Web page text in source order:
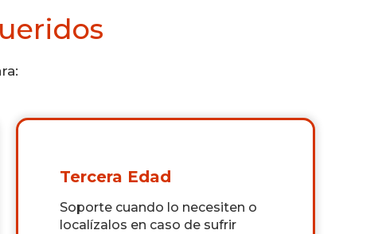
Tercera Edad
Soporte cuando lo necesiten o
localízalos en caso de sufrir